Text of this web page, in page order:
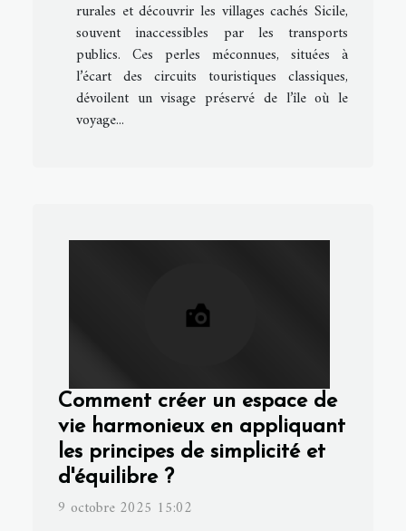
rurales et découvrir les villages cachés Sicile,
souvent inaccessibles par les transports
publics. Ces perles méconnues, situées à
l’écart des circuits touristiques classiques,
dévoilent un visage préservé de l’île où le
voyage...
Comment créer un espace de
vie harmonieux en appliquant
les principes de simplicité et
d'équilibre ?
9 octobre 2025 15:02